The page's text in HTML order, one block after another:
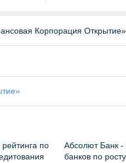
Корпорация
по
Абсолют Банк
банков по